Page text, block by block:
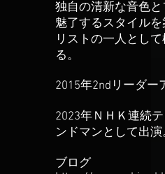
独自の清新な音色
魅了するスタイル
リストの一人とし
る。
2015年2ndリーダー
2023年ＮＨＫ連続
ンドマンとして出演
ブログ